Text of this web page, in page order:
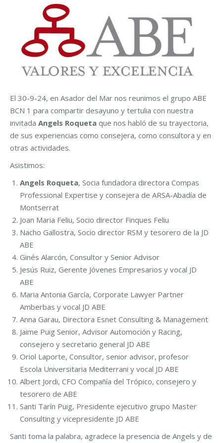
El 30-9-24, en Asador del Mar nos reunimos el grupo ABE
BCN 1 para compartir desayuno y tertulia con nuestra
invitada Angels Roqueta que nos habló de su trayectoria,
de sus experiencias como consejera, como consultora y en
otras actividades.
Asistimos:
Angels Roqueta, Socia fundadora directora Compas
Professional Expertise y consejera de ARSA-Abadía de
Montserrat
Joan Maria Feliu, Socio director Finques Feliu
Nacho Gallostra, Socio director RSM y tesorero de la JD
ABE
Ginés Alarcón, Consultor y Senior Advisor
Jesús Ruiz, Gerente Jóvenes Empresarios y vocal JD
ABE
Maria Antonia García, Corporate Lawyer Partner
Amberbas y vocal JD ABE
Anna Garau, Directora Esnet Consulting & Management
Jaime Puig Senior, Advisor Automoción y Racing,
consejero y secretario general JD ABE
Oriol Laporte, Consultor, senior advisor, profesor
Escola Universitaria Mediterrani y vocal JD ABE
Albert Jordi, CFO Compañía del Trópico, consejero y
tesorero de ABE
Santi Tarín Puig, Presidente ejecutivo grupo Master
Consulting y vicepresidente JD ABE
Santi toma la palabra, agradece la presencia de Angels y de